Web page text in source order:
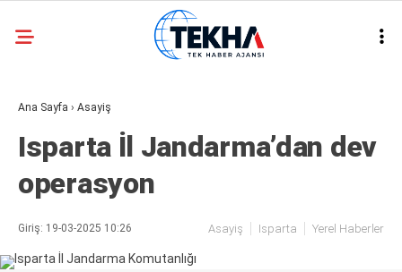
25.7
ASAYIŞ
GÜNDEM
EKONOMI
Ana Sayfa › Asayiş
Isparta İl Jandarma’dan dev
operasyon
Giriş: 19-03-2025 10:26 Asayiş Isparta Yerel Haberler